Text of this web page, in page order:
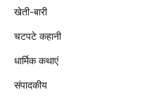
खेती-बारी
चटपटे कहानी
धार्मिक कथाएं
संपादकीय